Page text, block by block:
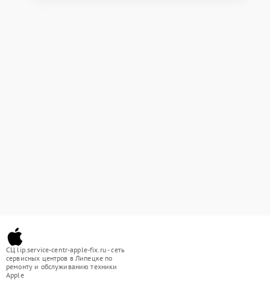
СЦ lip.service-centr-apple-fix.ru - сеть
сервисных центров в Липецке по
ремонту и обслуживанию техники
Apple